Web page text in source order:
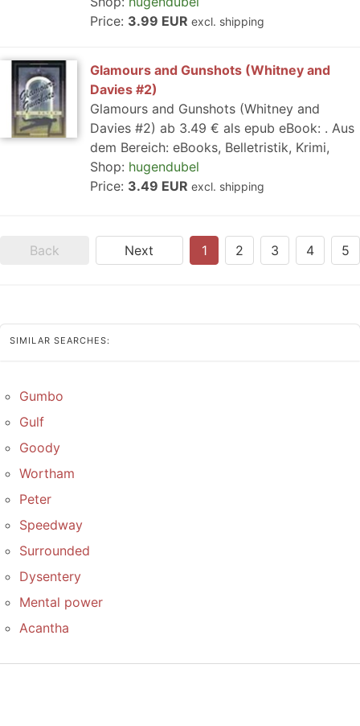
Price: 3.99 EUR excl. shipping
Glamours and Gunshots (Whitney and
Davies #2)
Glamours and Gunshots (Whitney and
Davies #2) ab 3.49 € als epub eBook: . Aus
dem Bereich: eBooks, Belletristik, Krimi,
Shop: hugendubel
Price: 3.49 EUR excl. shipping
Back Next 1 2 3 4 5
SIMILAR SEARCHES:
Gumbo
Gulf
Goody
Wortham
Peter
Speedway
Surrounded
Dysentery
Mental power
Acantha